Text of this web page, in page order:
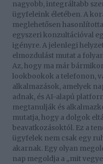
nagyobb, integráltabb
ügyfeleink életében. A
meglehetősen
egyszeri konzultációval
igényre. A jelenlegi
elmozdulást mutat a
Az, hogy ma már
lookbookok a telefonon,
alkalmazások, amelyek
adnak, és AI-alapú
megtanulják és
mutatja, hogy a dolgok
beavatkozásoktól. Ez a
ügyfelek nem csak egy
akarnak. Egy olyan
nap megoldja a „mit